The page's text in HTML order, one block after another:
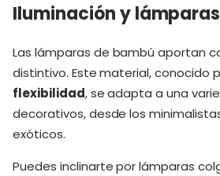
Iluminación y
Las lámparas de bambú aportan
distintivo. Este material, conocido
flexibilidad, se adapta a una
decorativos, desde los
exóticos.
Puedes inclinarte por lámparas